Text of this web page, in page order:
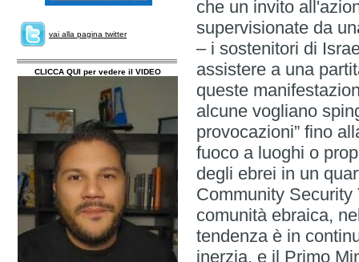
vai alla pagina twitter
CLICCA QUI per vedere il VIDEO
che un invito
supervisionate da
– i sostenitori di
assistere a una
queste
alcune vogliano
provocazioni” fino
fuoco a luoghi o
degli ebrei
Community
comunità ebraica,
tendenza è in
inerzia, e il Primo